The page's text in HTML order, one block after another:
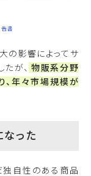
書
の影響によってサ
が、 物販系分野
、年々市場規模が
った
独自性のある商品